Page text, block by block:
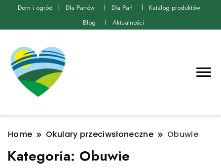
Dom i ogród Dla Panów Dla Pań
Katalog produktów
Blog
Aktualności
Home Okulary przeciwsłoneczne Obuwie
Kategoria: Obuwie